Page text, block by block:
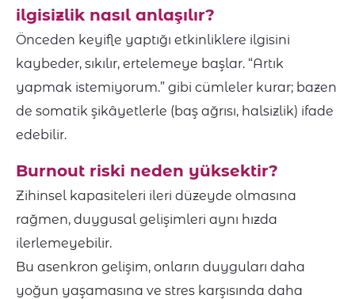
ilgisizlik nasıl anlaşılır?
Önceden keyifle yaptığı etkinliklere ilgisini
kaybeder, sıkılır, ertelemeye başlar. “Artık
yapmak istemiyorum.” gibi cümleler kurar; bazen
de somatik şikâyetlerle (baş ağrısı, halsizlik) ifade
edebilir.
Burnout riski neden yüksektir?
Zihinsel kapasiteleri ileri düzeyde olmasına
rağmen, duygusal gelişimleri aynı hızda
ilerlemeyebilir.
Bu asenkron gelişim, onların duyguları daha
yoğun yaşamasına ve stres karşısında daha